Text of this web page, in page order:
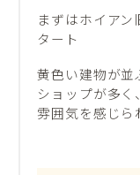
まずはホイア
タート
黄色い建物が並
ショップが多
雰囲気を感じら